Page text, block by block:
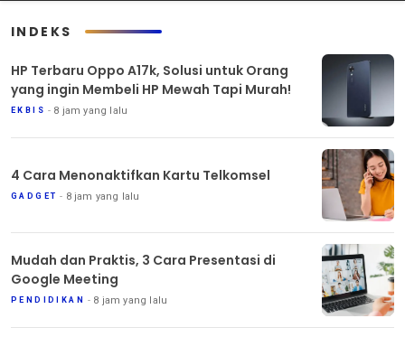
INDEKS
HP Terbaru Oppo A17k, Solusi untuk Orang
yang ingin Membeli HP Mewah Tapi Murah!
EKBIS 8 jam yang lalu
4 Cara Menonaktifkan Kartu Telkomsel
GADGET 8 jam yang lalu
Mudah dan Praktis, 3 Cara Presentasi di
Google Meeting
PENDIDIKAN 8 jam yang lalu